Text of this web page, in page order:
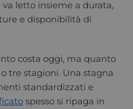
letto insieme a durata,
e disponibilità di
costa oggi, ma quanto
tre stagioni. Una stagna
standardizzati e
spesso si ripaga in